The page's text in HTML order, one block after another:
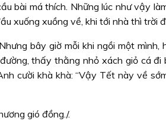
bài má thích. Những lúc như vậy
xuống xuồng về, khi tới nhà thì trời
bây giờ mỗi khi ngồi một
thấy thằng nhỏ xách giỏ cá đi
cười khà khà: “Vậy Tết này về
gió đồng./.